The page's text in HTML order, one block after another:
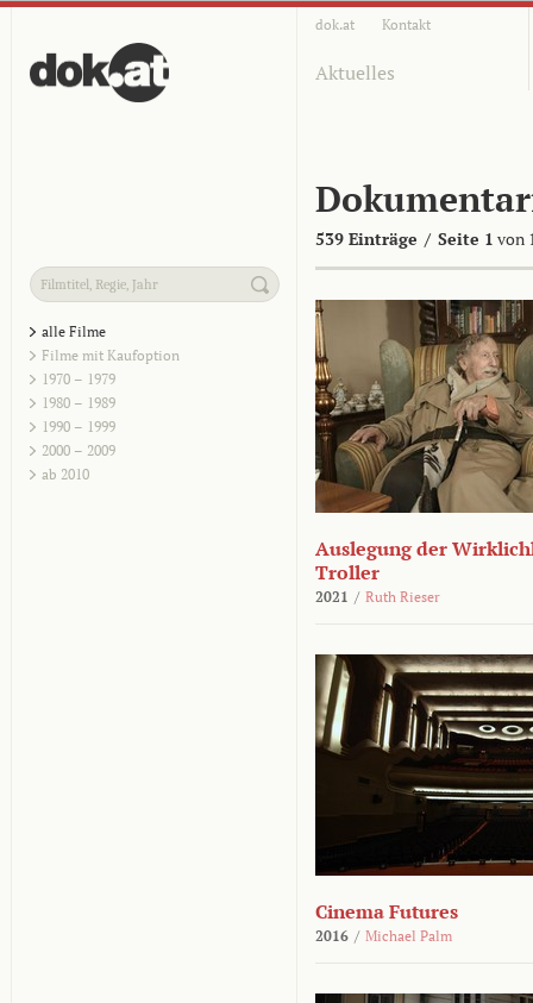
dok.at Kontakt
Aktuelles
539 Einträge / Seite 1 von
alle Filme
Filme mit Kaufoption
1970 – 1979
1980 – 1989
1990 – 1999
2000 – 2009
ab 2010
Auslegung der
Troller
2021 / Ruth Rieser
Cinema Futures
2016 / Michael Palm